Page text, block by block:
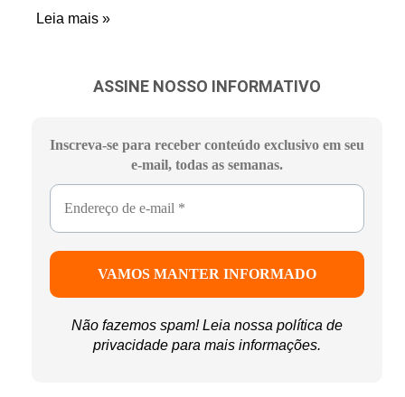
Leia mais »
ASSINE NOSSO INFORMATIVO
Inscreva-se para receber conteúdo exclusivo em seu
e-mail, todas as semanas.
Não fazemos spam! Leia nossa política de
privacidade para mais informações.